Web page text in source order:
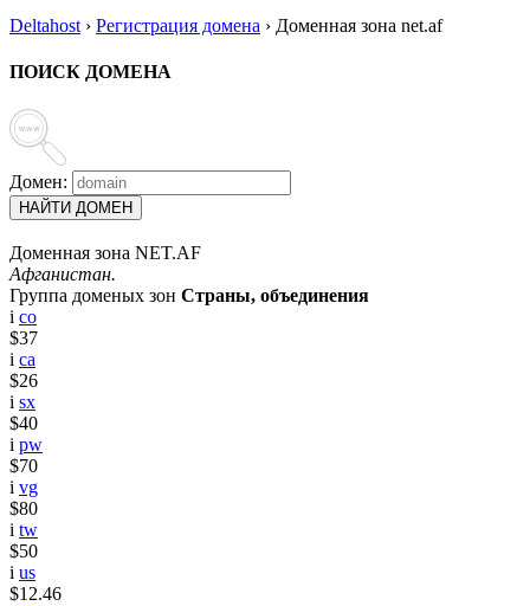
Deltahost › Регистрация домена › Доменная зона net.af
ПОИСК ДОМЕНА
Домен:
НАЙТИ ДОМЕН
Доменная зона NET.AF
Афганистан.
Группа доменых зон Страны, объединения
i co
$37
i ca
$26
i sx
$40
i pw
$70
i vg
$80
i tw
$50
i us
$12.46